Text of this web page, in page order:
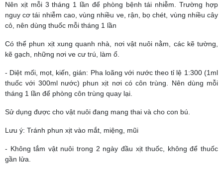
Nên xịt mỗi 3 tháng 1 lần để phòng bệnh tái nhiễm. Trường hợp
nguy cơ tái nhiễm cao, vùng nhiều ve, rận, bọ chét, vùng nhiều cây
cỏ, nên dùng thuốc mỗi tháng 1 lần
Có thể phun xịt xung quanh nhà, nơi vật nuôi nằm, các kẽ tường,
kẽ gạch, những nơi ve cư trú, làm ổ.
- Diệt mối, mọt, kiến, gián: Pha loãng với nước theo tỉ lệ 1:300 (1ml
thuốc với 300ml nước) phun xịt nơi có côn trùng. Nên dùng mỗi
tháng 1 lần để phòng côn trùng quay lại.
Sử dụng được cho vật nuôi đang mang thai và cho con bú.
Lưu ý: Tránh phun xịt vào mắt, miệng, mũi
- Không tắm vật nuôi trong 2 ngày đầu xịt thuốc, không để thuốc
gần lửa.